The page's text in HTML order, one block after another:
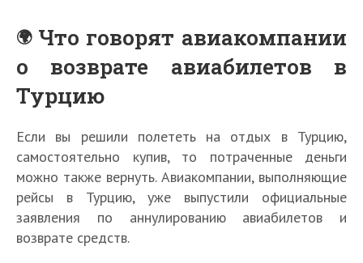
Что говорят авиакомпании
о возврате авиабилетов в
Турцию
Если вы решили полететь на отдых в Турцию,
самостоятельно купив, то потраченные деньги
можно также вернуть. Авиакомпании, выполняющие
рейсы в Турцию, уже выпустили официальные
заявления по аннулированию авиабилетов и
возврате средств.